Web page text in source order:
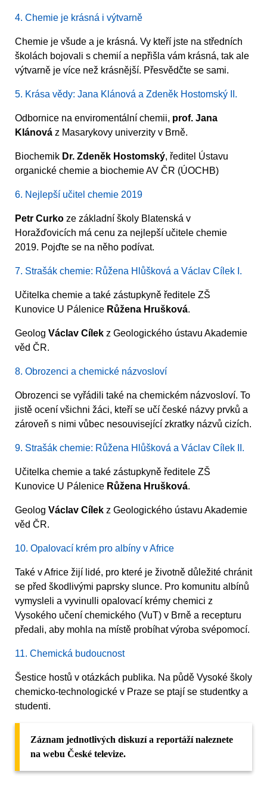
4. Chemie je krásná i výtvarně
Chemie je všude a je krásná. Vy kteří jste na středních
školách bojovali s chemií a nepřišla vám krásná, tak ale
výtvarně je více než krásnější. Přesvědčte se sami.
5. Krása vědy: Jana Klánová a Zdeněk Hostomský II.
Odbornice na enviromentální chemii, prof. Jana
Klánová z Masarykovy univerzity v Brně.
Biochemik Dr. Zdeněk Hostomský, ředitel Ústavu
organické chemie a biochemie AV ČR (ÚOCHB)
6. Nejlepší učitel chemie 2019
Petr Curko ze základní školy Blatenská v
Horažďovicích má cenu za nejlepší učitele chemie
2019. Pojďte se na něho podívat.
7. Strašák chemie: Růžena Hlůšková a Václav Cílek I.
Učitelka chemie a také zástupkyně ředitele ZŠ
Kunovice U Pálenice Růžena Hrušková.
Geolog Václav Cílek z Geologického ústavu Akademie
věd ČR.
8. Obrozenci a chemické názvosloví
Obrozenci se vyřádili také na chemickém názvosloví. To
jistě ocení všichni žáci, kteří se učí české názvy prvků a
zároveň s nimi vůbec nesouvisející zkratky názvů cizích.
9. Strašák chemie: Růžena Hlůšková a Václav Cílek II.
Učitelka chemie a také zástupkyně ředitele ZŠ
Kunovice U Pálenice Růžena Hrušková.
Geolog Václav Cílek z Geologického ústavu Akademie
věd ČR.
10. Opalovací krém pro albíny v Africe
Také v Africe žijí lidé, pro které je životně důležité chránit
se před škodlivými paprsky slunce. Pro komunitu albínů
vymysleli a vyvinulli opalovací krémy chemici z
Vysokého učení chemického (VuT) v Brně a recepturu
předali, aby mohla na místě probíhat výroba svépomocí.
11. Chemická budoucnost
Šestice hostů v otázkách publika. Na půdě Vysoké školy
chemicko-technologické v Praze se ptají se studentky a
studenti.
Záznam jednotlivých diskuzí a reportáží naleznete
na webu České televize.